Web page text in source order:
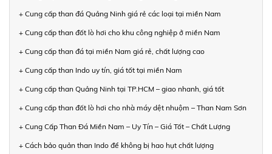
+ Cung cấp than đá Quảng Ninh giá rẻ các loại tại miền Nam
+ Cung cấp than đốt lò hơi cho khu công nghiệp ở miền Nam
+ Cung cấp than đá tại miền Nam giá rẻ, chất lượng cao
+ Cung cấp than Indo uy tín, giá tốt tại miền Nam
+ Cung cấp than Quảng Ninh tại TP.HCM – giao nhanh, giá tốt
+ Cung cấp than đốt lò hơi cho nhà máy dệt nhuộm – Than Nam Sơn
+ Cung Cấp Than Đá Miền Nam – Uy Tín – Giá Tốt – Chất Lượng
+ Cách bảo quản than Indo để không bị hao hụt chất lượng